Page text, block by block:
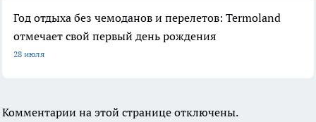
Год отдыха без чемоданов и перелетов: Termoland
отмечает свой первый день рождения
28 июля
Комментарии на этой странице отключены.